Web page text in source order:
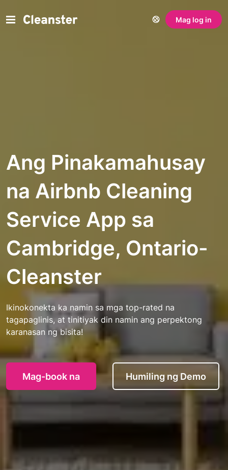
Mag log in
Ang Pinakamahusay
na Airbnb Cleaning
Service App sa
Cambridge, Ontario-
Cleanster
Ikinokonekta ka namin sa mga top-rated na
tagapaglinis, at tinitiyak din namin ang perpektong
karanasan ng bisita!
Mag-book na Humiling ng Demo